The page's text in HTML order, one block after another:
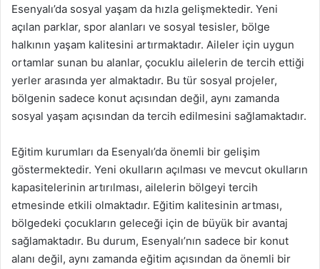
Esenyalı’da sosyal yaşam da hızla gelişmektedir. Yeni
açılan parklar, spor alanları ve sosyal tesisler, bölge
halkının yaşam kalitesini artırmaktadır. Aileler için uygun
ortamlar sunan bu alanlar, çocuklu ailelerin de tercih ettiği
yerler arasında yer almaktadır. Bu tür sosyal projeler,
bölgenin sadece konut açısından değil, aynı zamanda
sosyal yaşam açısından da tercih edilmesini sağlamaktadır.
Eğitim kurumları da Esenyalı’da önemli bir gelişim
göstermektedir. Yeni okulların açılması ve mevcut okulların
kapasitelerinin artırılması, ailelerin bölgeyi tercih
etmesinde etkili olmaktadır. Eğitim kalitesinin artması,
bölgedeki çocukların geleceği için de büyük bir avantaj
sağlamaktadır. Bu durum, Esenyalı’nın sadece bir konut
alanı değil, aynı zamanda eğitim açısından da önemli bir